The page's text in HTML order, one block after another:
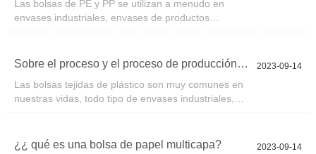
Las bolsas de PE y PP se utilizan a menudo en
envases industriales, envases de productos
superficie entre las bolsas de PE y las bolsas de pp,
y la diferencia esencial entre ellas es si pueden
entrar en contacto directo con alimentos
comestibles. Hablemos de la diferencia entre las
2023-09-14
Sobre el proceso y el proceso de producción de bolsas tejidas de plástico
Las bolsas tejidas de plástico son muy comunes en
nuestras vidas, todo tipo de envases industriales,
bastante complejo. Hablemos del proceso de
2023-09-14
¿¿ qué es una bolsa de papel multicapa?